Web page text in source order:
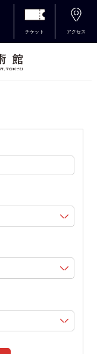
チケット アクセス